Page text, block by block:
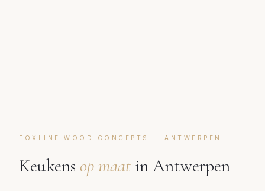
FOXLINE WOOD CONCEPTS — ANTWERPEN
Keukens op maat inAntwerpen